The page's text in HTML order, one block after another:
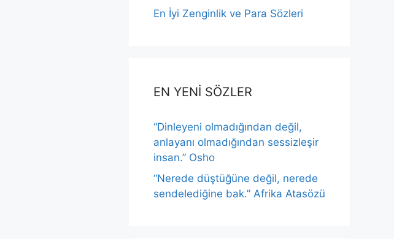
En İyi Zenginlik ve Para Sözleri
EN YENİ SÖZLER
“Dinleyeni olmadığından değil,
anlayanı olmadığından sessizleşir
insan.” Osho
“Nerede düştüğüne değil, nerede
sendelediğine bak.” Afrika Atasözü